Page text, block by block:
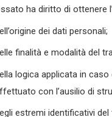
ha diritto di ottenere
dei dati personali;
finalità e modalità del
logica applicata in
con l’ausilio di
estremi identificativi del